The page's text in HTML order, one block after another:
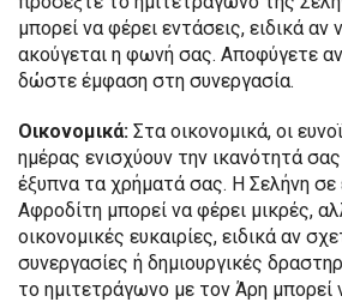
μπορεί να φέρει εντάσεις, ειδικά
ακούγεται η φωνή σας. Αποφύγετε
δώστε έμφαση στη συνεργασία.
Οικονομικά: Στα οικονομικά, οι
ημέρας ενισχύουν την ικανότητά
έξυπνα τα χρήματά σας. Η Σελήνη
Αφροδίτη μπορεί να φέρει μικρές,
οικονομικές ευκαιρίες, ειδικά αν
συνεργασίες ή δημιουργικές
το ημιτετράγωνο με τον Άρη